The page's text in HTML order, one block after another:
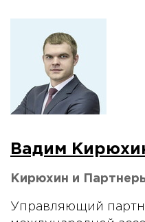
Вадим
Кирюхин и
Управляющий